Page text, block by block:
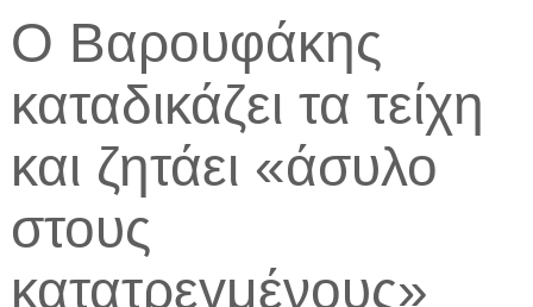
Ο Βαρουφάκης
καταδικάζει τα τείχη
και ζητάει «άσυλο
στους
κατατρεγμένους»